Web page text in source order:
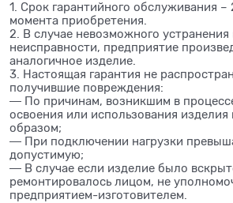
1. Срок гарантийного обслуживания –
момента приобретения.
2. В случае невозможного
неисправности, предприятие
аналогичное изделие.
3. Настоящая гарантия не
получившие повреждения:
― По причинам, возникшим в
освоения или использования
образом;
― При подключении нагрузки
допустимую;
― В случае если изделие было
ремонтировалось лицом, не
предприятием-изготовителем.